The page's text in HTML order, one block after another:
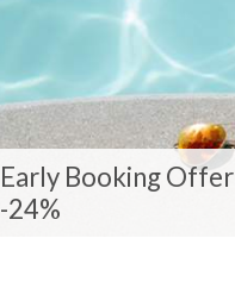
Early Booking Offer
-24%